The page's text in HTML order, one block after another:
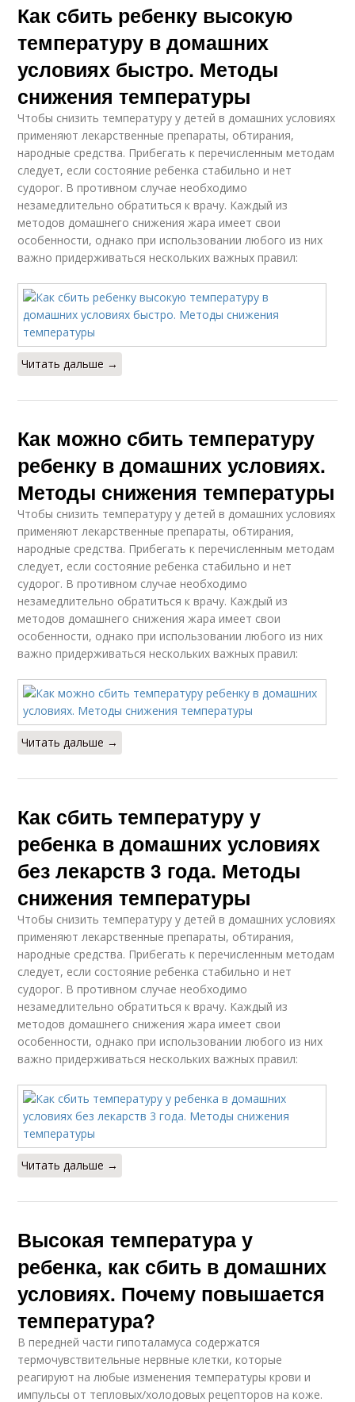
Как сбить ребенку высокую
температуру в домашних
условиях быстро. Методы
снижения температуры
Чтобы снизить температуру у детей в домашних условиях
применяют лекарственные препараты, обтирания,
народные средства. Прибегать к перечисленным методам
следует, если состояние ребенка стабильно и нет
судорог. В противном случае необходимо
незамедлительно обратиться к врачу. Каждый из
методов домашнего снижения жара имеет свои
особенности, однако при использовании любого из них
важно придерживаться нескольких важных правил:
Читать дальше →
Как можно сбить температуру
ребенку в домашних условиях.
Методы снижения температуры
Чтобы снизить температуру у детей в домашних условиях
применяют лекарственные препараты, обтирания,
народные средства. Прибегать к перечисленным методам
следует, если состояние ребенка стабильно и нет
судорог. В противном случае необходимо
незамедлительно обратиться к врачу. Каждый из
методов домашнего снижения жара имеет свои
особенности, однако при использовании любого из них
важно придерживаться нескольких важных правил:
Читать дальше →
Как сбить температуру у
ребенка в домашних условиях
без лекарств 3 года. Методы
снижения температуры
Чтобы снизить температуру у детей в домашних условиях
применяют лекарственные препараты, обтирания,
народные средства. Прибегать к перечисленным методам
следует, если состояние ребенка стабильно и нет
судорог. В противном случае необходимо
незамедлительно обратиться к врачу. Каждый из
методов домашнего снижения жара имеет свои
особенности, однако при использовании любого из них
важно придерживаться нескольких важных правил:
Читать дальше →
Высокая температура у
ребенка, как сбить в домашних
условиях. Почему повышается
температура?
В передней части гипоталамуса содержатся
термочувствительные нервные клетки, которые
реагируют на любые изменения температуры крови и
импульсы от тепловых/холодовых рецепторов на коже.